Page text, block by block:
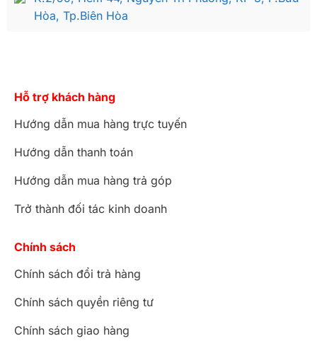
Hòa, Tp.Biên Hòa
Hỗ trợ khách hàng
Hướng dẫn mua hàng trực tuyến
Hướng dẫn thanh toán
Hướng dẫn mua hàng trả góp
Trở thành đối tác kinh doanh
Chính sách
Chính sách đổi trả hàng
Chính sách quyền riêng tư
Chính sách giao hàng